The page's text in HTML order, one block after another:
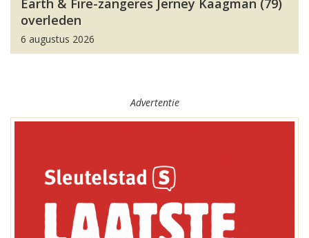
Earth & Fire-zangeres Jerney Kaagman (79)
overleden
6 augustus 2026
Advertentie